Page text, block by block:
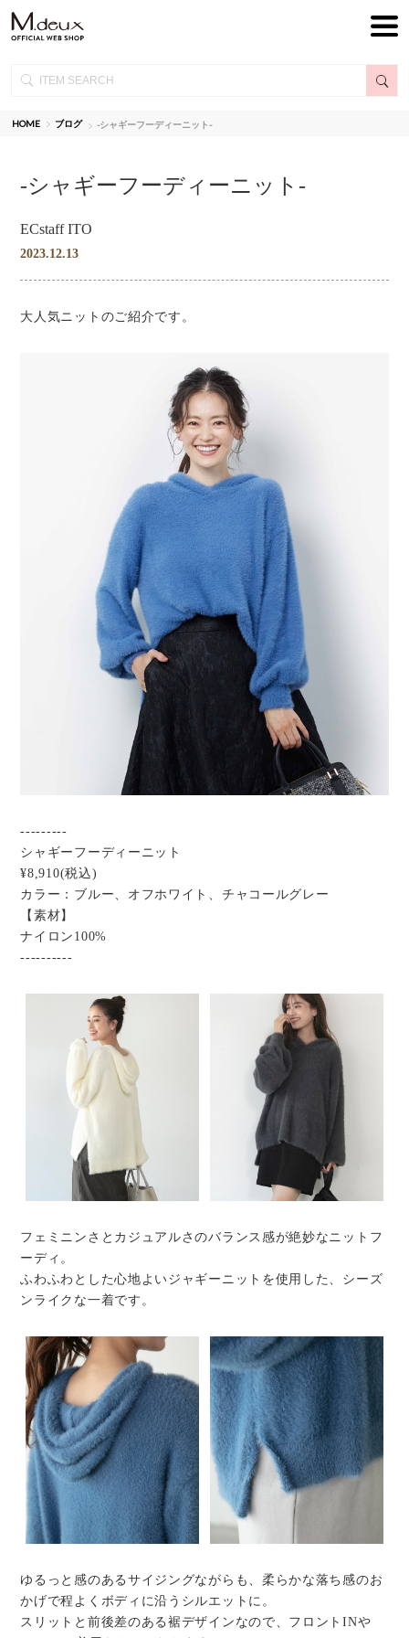
HOME ブログ -シャギーフーディーニット-
-シャギーフーディーニット-
ECstaff ITO
2023.12.13
大人気ニットのご紹介です。
---------
シャギーフーディーニット
¥8,910(税込)
カラー：ブルー、オフホワイト、チャコールグレー
【素材】
ナイロン100%
----------
フェミニンさとカジュアルさのバランス感が絶妙なニットフ
ーディ。
ふわふわとした心地よいジャギーニットを使用した、シーズ
ンライクな一着です。
ゆるっと感のあるサイジングながらも、柔らかな落ち感のお
かげで程よくボディに沿うシルエットに。
スリットと前後差のある裾デザインなので、フロントINや